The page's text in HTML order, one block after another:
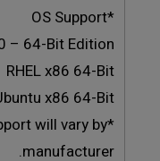
*OS Support
– 64-Bit Edition
RHEL x86 64-Bit
x86 64-Bit
will vary by
manufacturer.